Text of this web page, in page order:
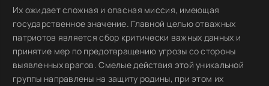
Их ожидает сложная и опасная миссия, имеющая
государственное значение. Главной целью отважных
патриотов является сбор критически важных данных и
принятие мер по предотвращению угрозы со стороны
выявленных врагов. Смелые действия этой уникальной
группы направлены на защиту родины, при этом их